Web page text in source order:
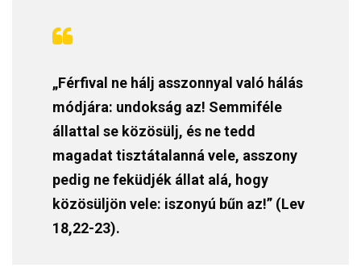
„Férfival ne hálj asszonnyal való hálás
módjára: undokság az! Semmiféle
állattal se közösülj, és ne tedd
magadat tisztátalanná vele, asszony
pedig ne feküdjék állat alá, hogy
közösüljön vele: iszonyú bűn az!” (Lev
18,22-23).